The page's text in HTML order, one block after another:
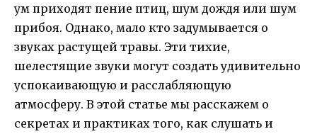
ум приходят пение птиц, шум дождя или шум
прибоя. Однако, мало кто задумывается о
звуках растущей травы. Эти тихие,
шелестящие звуки могут создать удивительно
успокаивающую и расслабляющую
атмосферу. В этой статье мы расскажем о
секретах и практиках того, как слушать и